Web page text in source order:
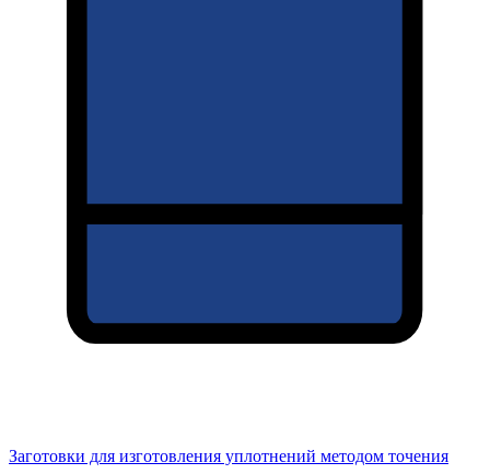
Заготовки для изготовления уплотнений методом точения